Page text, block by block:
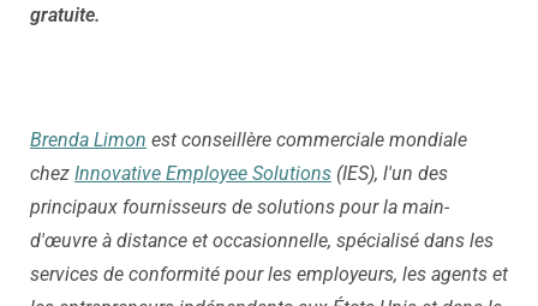
gratuite.
Brenda Limon est conseillère commerciale mondiale
chez Innovative Employee Solutions (IES), l'un des
principaux fournisseurs de solutions pour la main-
d'œuvre à distance et occasionnelle, spécialisé dans les
services de conformité pour les employeurs, les agents et